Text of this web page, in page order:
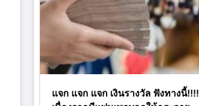
แจก แจก แจก เงินรางวัล ฟังทางนี้!!!!